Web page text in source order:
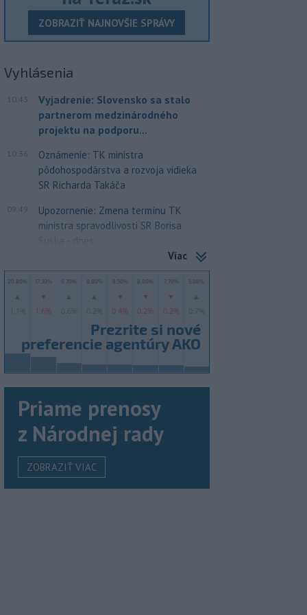
ZOBRAZIŤ NAJNOVŠIE SPRÁVY
Vyhlásenia
10:43
Vyjadrenie: Slovensko sa stalo
partnerom medzinárodného
projektu na podporu...
10:36
Oznámenie: TK ministra
pôdohospodárstva a rozvoja vidieka
SR Richarda Takáča
09:49
Upozornenie: Zmena termínu TK
ministra spravodlivosti SR Borisa
Suska - dnes
Viac
Priame prenosy
z Národnej rady
ZOBRAZIŤ VIAC